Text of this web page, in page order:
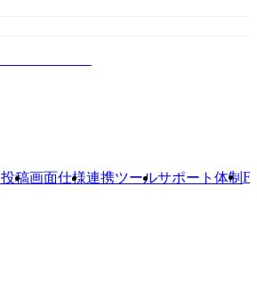
投稿画面仕様連携ツールサポート体制